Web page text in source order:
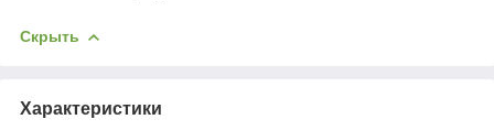
Скрыть
Характеристики